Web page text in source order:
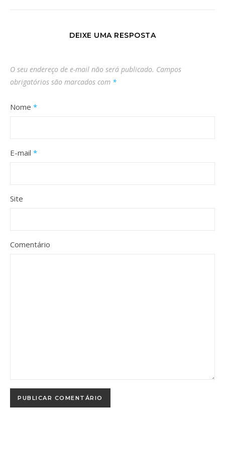
DEIXE UMA RESPOSTA
O seu endereço de e-mail não será publicado. Campos
obrigatórios são marcados com *
Nome *
E-mail *
Site
Comentário